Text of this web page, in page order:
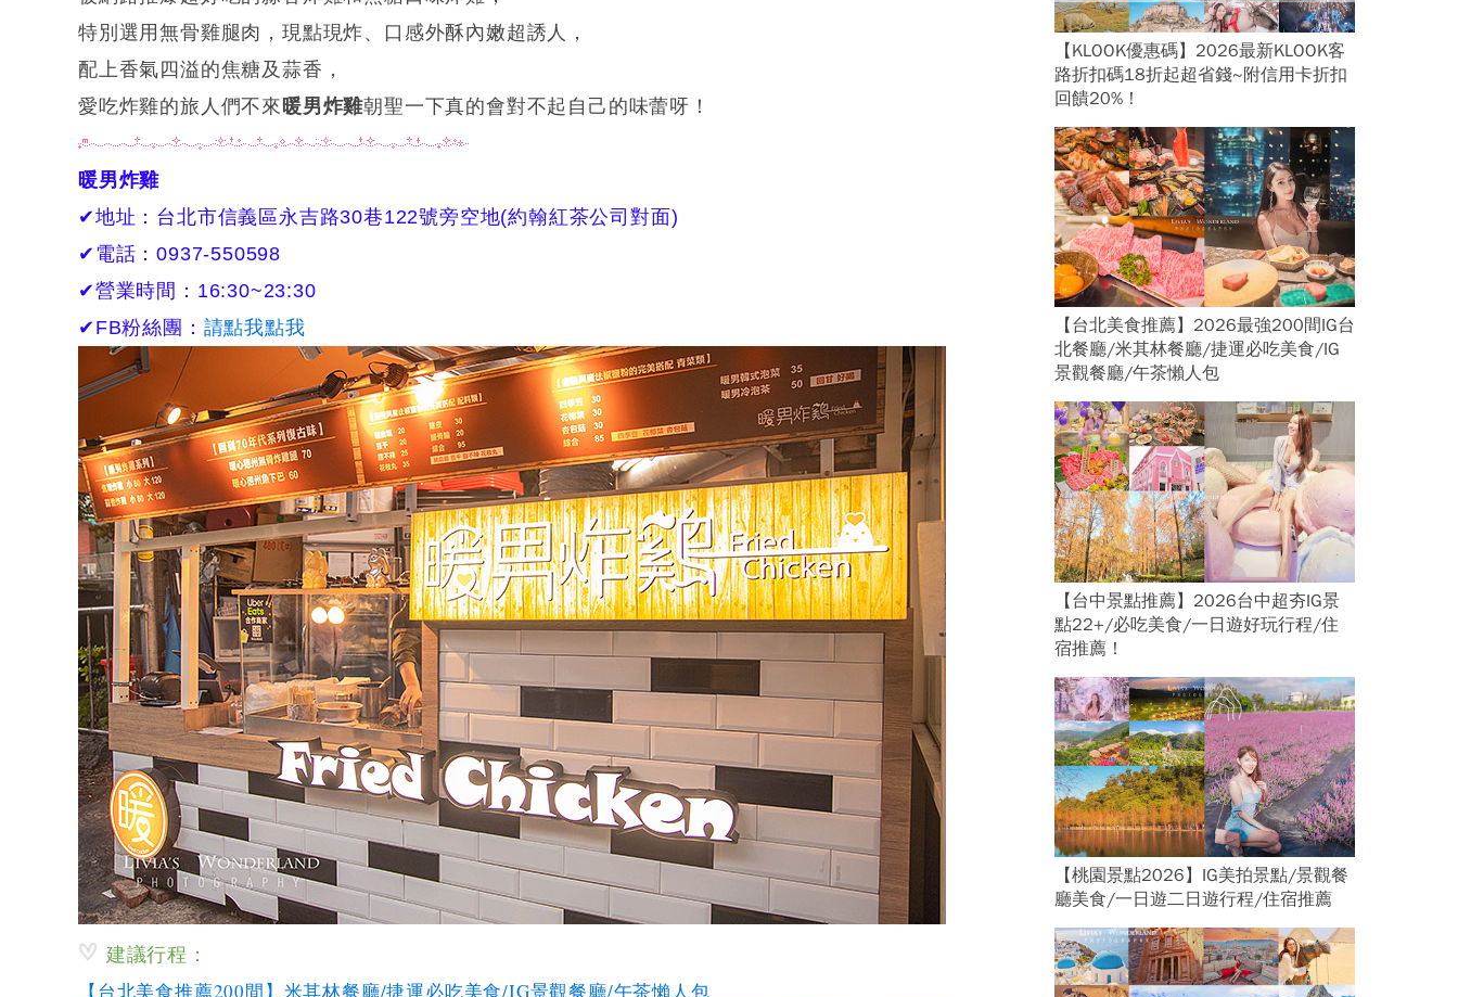
特別選用無骨雞腿肉，現點現炸、口感外酥內嫩超誘人，
配上香氣四溢的焦糖及蒜香，
愛吃炸雞的旅人們不來暖男炸雞朝聖一下真的會對不起自己的味蕾呀！
暖男炸雞
✔地址：台北市信義區永吉路30巷122號旁空地(約翰紅茶公司對面)
✔電話：0937-550598
✔營業時間：16:30~23:30
✔FB粉絲團： 請點我點我
建議行程：
【台北美食推薦200間】米其林餐廳/捷運必吃美食/IG景觀餐廳/午茶懶人包
【KLOOK優惠碼】2026最新KLOOK客
路折扣碼18折起超省錢~附信用卡折扣
回饋20%！
【台北美食推薦】2026最強200間IG台
北餐廳/米其林餐廳/捷運必吃美食/IG
景觀餐廳/午茶懶人包
【台中景點推薦】2026台中超夯IG景
點22+/必吃美食/一日遊好玩行程/住
宿推薦！
【桃園景點2026】IG美拍景點/景觀餐
廳美食/一日遊二日遊行程/住宿推薦